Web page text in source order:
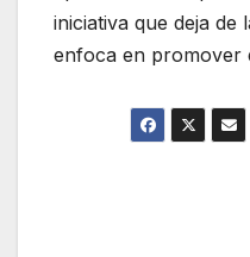
iniciativa que deja de
enfoca en promover